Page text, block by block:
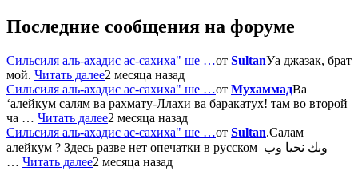
Последние сообщения на форуме
Сильсиля аль-ахадис ас-сахиха" ше …от SultanУа джазак, брат
мой. Читать далее2 месяца назад
Сильсиля аль-ахадис ас-сахиха" ше …от МухаммадВа
‘алейкум салям ва рахмату-Ллахи ва баракатух! там во второй
ча … Читать далее2 месяца назад
Сильсиля аль-ахадис ас-сахиха" ше …от Sultan.Салам
алейкум ? Здесь разве нет опечатки в русском وبك نحيا وب
… Читать далее2 месяца назад